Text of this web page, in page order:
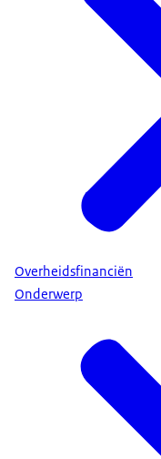
Overheidsfinanciën
Onderwerp